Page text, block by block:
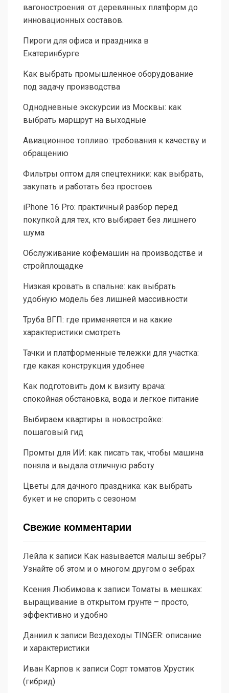
вагоностроения: от деревянных платформ до
инновационных составов.
Пироги для офиса и праздника в
Екатеринбурге
Как выбрать промышленное оборудование
под задачу производства
Однодневные экскурсии из Москвы: как
выбрать маршрут на выходные
Авиационное топливо: требования к качеству и
обращению
Фильтры оптом для спецтехники: как выбрать,
закупать и работать без простоев
iPhone 16 Pro: практичный разбор перед
покупкой для тех, кто выбирает без лишнего
шума
Обслуживание кофемашин на производстве и
стройплощадке
Низкая кровать в спальне: как выбрать
удобную модель без лишней массивности
Труба ВГП: где применяется и на какие
характеристики смотреть
Тачки и платформенные тележки для участка:
где какая конструкция удобнее
Как подготовить дом к визиту врача:
спокойная обстановка, вода и легкое питание
Выбираем квартиры в новостройке:
пошаговый гид
Промты для ИИ: как писать так, чтобы машина
поняла и выдала отличную работу
Цветы для дачного праздника: как выбрать
букет и не спорить с сезоном
Свежие комментарии
Лейла к записи Как называется малыш зебры?
Узнайте об этом и о многом другом о зебрах
Ксения Любимова к записи Томаты в мешках:
выращивание в открытом грунте – просто,
эффективно и удобно
Даниил к записи Вездеходы TINGER: описание
и характеристики
Иван Карпов к записи Сорт томатов Хрустик
(гибрид)